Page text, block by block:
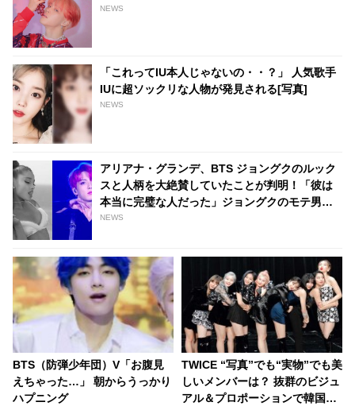
NEWS
「これってIU本人じゃないの・・？」 人気歌手
IUに超ソックリな人物が発見される[写真]
NEWS
アリアナ・グランデ、BTS ジョングクのルック
スと人柄を大絶賛していたことが判明！「彼は
本当に完璧な人だった」ジョングクのモテ男ぶ
りにファンは脱帽「彼は世界の歌姫までも虜に
NEWS
BTS（防弾少年団）V「お腹見
えちゃった…」 朝からうっかり
ハプニング
TWICE “写真”でも“実物”でも美
しいメンバーは？ 抜群のビジュ
アル＆プロポーションで韓国ネ